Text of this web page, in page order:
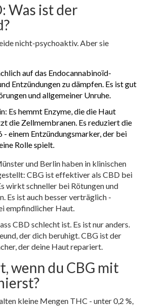
Was ist der
nicht-psychoaktiv. Aber sie
auf das Endocannabinoïd-
Entzündungen zu dämpfen. Es ist gut
und allgemeiner Unruhe.
Es hemmt Enzyme, die die Haut
die Zellmembranen. Es reduziert die
- einem Entzündungsmarker, der bei
Rolle spielt.
und Berlin haben in klinischen
CBG ist effektiver als CBD bei
wirkt schneller bei Rötungen und
Es ist auch besser verträglich -
empfindlicher Haut.
CBD schlecht ist. Es ist nur anders.
der dich beruhigt. CBG ist der
der deine Haut repariert.
wenn du CBG mit
kleine Mengen THC - unter 0,2 %,